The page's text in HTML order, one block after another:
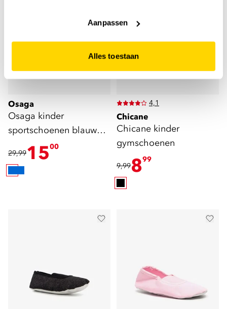
website niet optimaal functioneert.
Aanpassen
Alles toestaan
Osaga
Osaga kinder
sportschoenen blauw
29,991500
4,1
Chicane
Chicane kinder
gymschoenen
9,99899